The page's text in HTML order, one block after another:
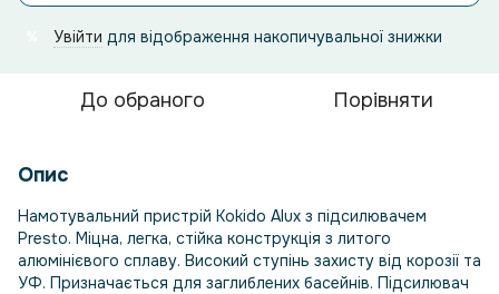
Увійти для відображення накопичувальної знижки
До обраного Порівняти
Опис
Намотувальний пристрій Kokido Alux з підсилювачем
Presto. Міцна, легка, стійка конструкція з литого
алюмінієвого сплаву. Високий ступінь захисту від корозії та
УФ. Призначається для заглиблених басейнів. Підсилювач